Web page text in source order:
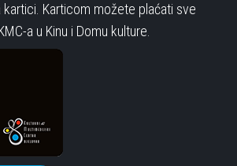
kartici. Karticom možete plaćati sve
a u Kinu i Domu kulture.